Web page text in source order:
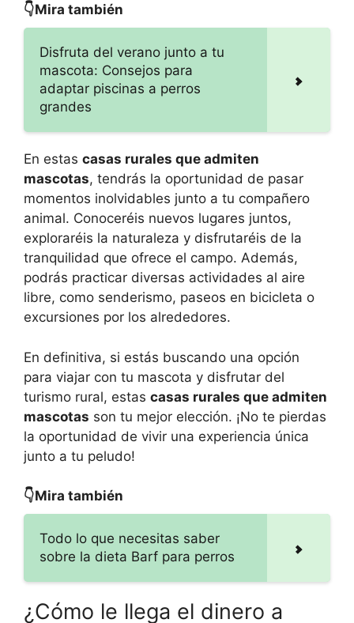
👇Mira también
Disfruta del verano junto a tu
mascota: Consejos para
adaptar piscinas a perros
grandes
En estas casas rurales que admiten
mascotas, tendrás la oportunidad de pasar
momentos inolvidables junto a tu compañero
animal. Conoceréis nuevos lugares juntos,
exploraréis la naturaleza y disfrutaréis de la
tranquilidad que ofrece el campo. Además,
podrás practicar diversas actividades al aire
libre, como senderismo, paseos en bicicleta o
excursiones por los alrededores.
En definitiva, si estás buscando una opción
para viajar con tu mascota y disfrutar del
turismo rural, estas casas rurales que admiten
mascotas son tu mejor elección. ¡No te pierdas
la oportunidad de vivir una experiencia única
junto a tu peludo!
👇Mira también
Todo lo que necesitas saber
sobre la dieta Barf para perros
¿Cómo le llega el dinero a